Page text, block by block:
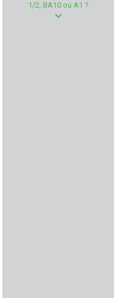
BORESNAKE
1/2, BA10 ou A1 ?